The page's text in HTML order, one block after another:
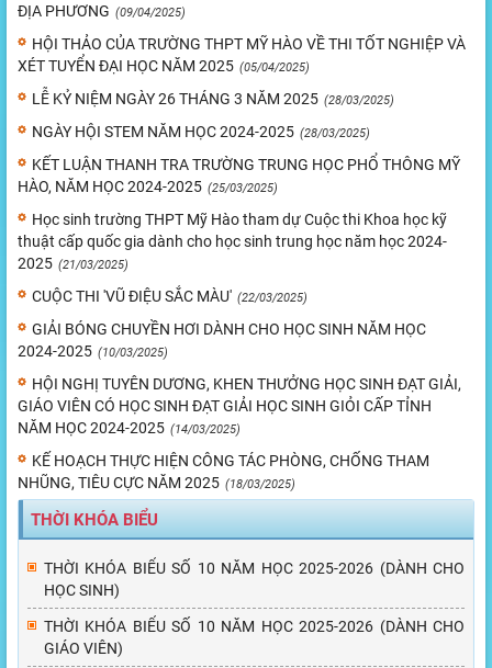
ĐỊA PHƯƠNG (09/04/2025)
HỘI THẢO CỦA TRƯỜNG THPT MỸ HÀO VỀ THI TỐT NGHIỆP VÀ
XÉT TUYỂN ĐẠI HỌC NĂM 2025 (05/04/2025)
LỄ KỶ NIỆM NGÀY 26 THÁNG 3 NĂM 2025 (28/03/2025)
NGÀY HỘI STEM NĂM HỌC 2024-2025 (28/03/2025)
KẾT LUẬN THANH TRA TRƯỜNG TRUNG HỌC PHỔ THÔNG MỸ
HÀO, NĂM HỌC 2024-2025 (25/03/2025)
Học sinh trường THPT Mỹ Hào tham dự Cuộc thi Khoa học kỹ
thuật cấp quốc gia dành cho học sinh trung học năm học 2024-
2025 (21/03/2025)
CUỘC THI 'VŨ ĐIỆU SẮC MÀU' (22/03/2025)
GIẢI BÓNG CHUYỀN HƠI DÀNH CHO HỌC SINH NĂM HỌC
2024-2025 (10/03/2025)
HỘI NGHỊ TUYÊN DƯƠNG, KHEN THƯỞNG HỌC SINH ĐẠT GIẢI,
GIÁO VIÊN CÓ HỌC SINH ĐẠT GIẢI HỌC SINH GIỎI CẤP TỈNH
NĂM HỌC 2024-2025 (14/03/2025)
KẾ HOẠCH THỰC HIỆN CÔNG TÁC PHÒNG, CHỐNG THAM
NHŨNG, TIÊU CỰC NĂM 2025 (18/03/2025)
THỜI KHÓA BIỂU
THỜI KHÓA BIỂU SỐ 10 NĂM HỌC 2025-2026 (DÀNH CHO
HỌC SINH)
THỜI KHÓA BIỂU SỐ 10 NĂM HỌC 2025-2026 (DÀNH CHO
GIÁO VIÊN)